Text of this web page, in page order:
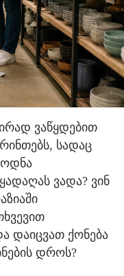
ვაწყდებით
სადაც
ვადა? ვინ
დაიცვათ ქონება
დროს?